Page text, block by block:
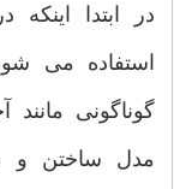
در ابتدا
استفاده می
گوناگونی
مدل ساختن و